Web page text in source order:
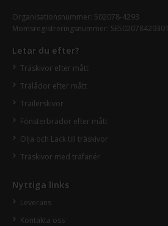
Organisationsnummer: 502078-4293
Momsregistreringsnummer: SE502078429301
Letar du efter?
Träskivor efter mått
Trälådor efter mått
Trailerskivor
Fönsterbrädor efter mått
Olja och Lack till träskivor
Träskivor med träfanér
Nyttiga links
Leverans
Kontakta oss